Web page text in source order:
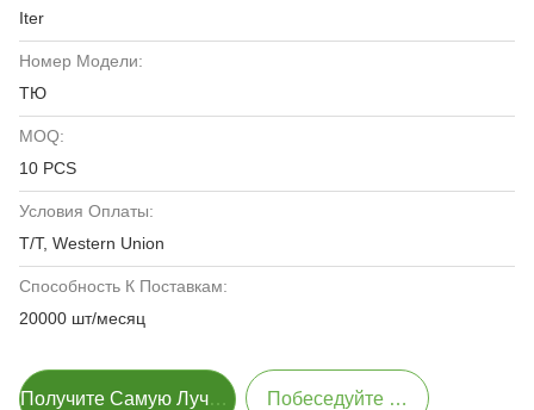
Iter
Номер Модели:
ТЮ
MOQ:
10 PCS
Условия Оплаты:
T/T, Western Union
Способность К Поставкам:
20000 шт/месяц
Получите Самую Лучшую Цену Побеседуйте Теперь